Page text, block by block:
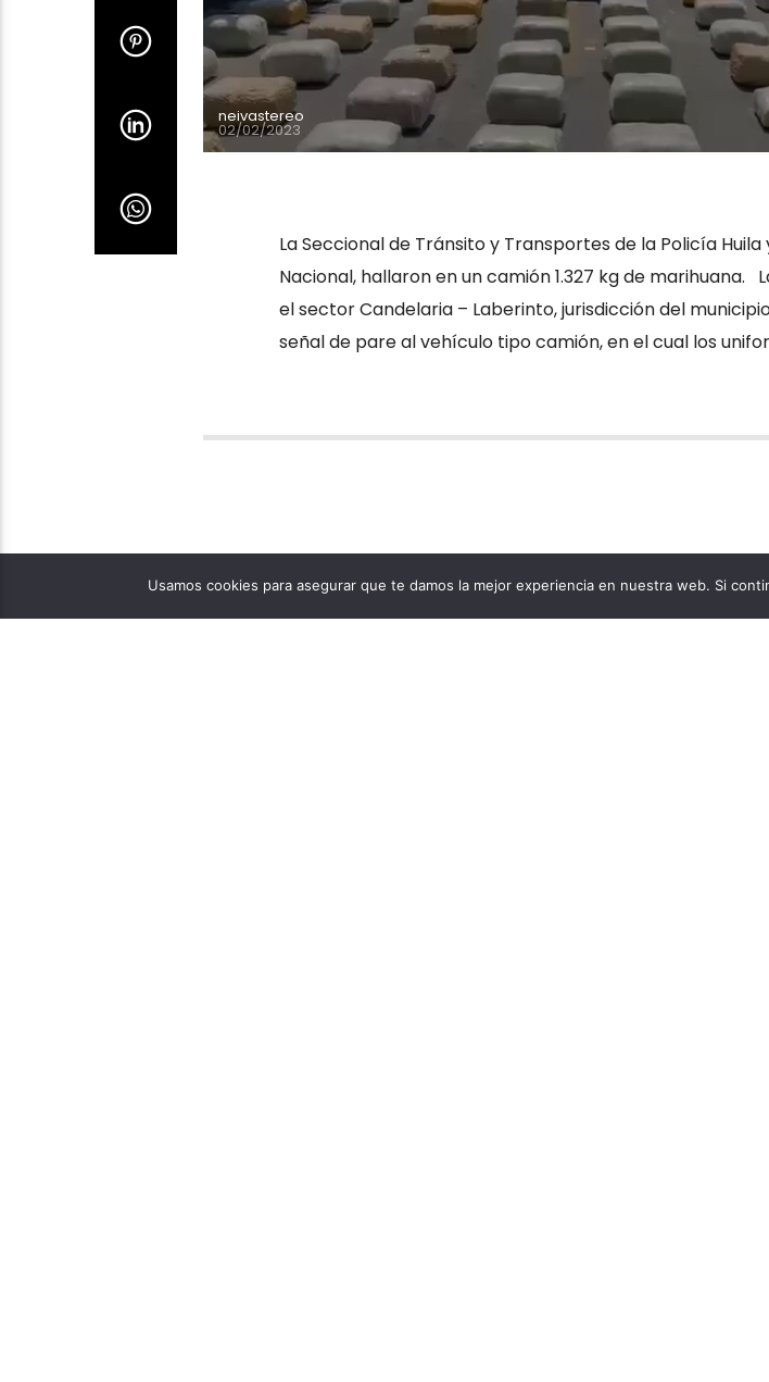
neivastereo
02/02/2023
La Seccional de Tránsito y Transportes de la Policía
Nacional, hallaron en un camión 1.327 kg de marihuana.
el sector Candelaria – Laberinto, jurisdicción del
señal de pare al vehículo tipo camión, en el cual los
Usamos cookies para asegurar que te damos la mejor experiencia en nuestra web. Si